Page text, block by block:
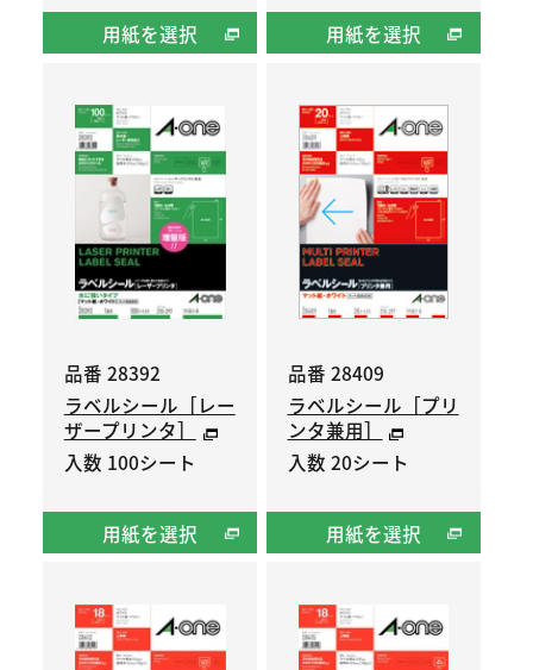
用紙を選択 用紙を選択
品番 28392
ラベルシール［レー
ザープリンタ］
入数 100シート
用紙を選択
品番 28409
ラベルシール［プリ
ンタ兼用］
入数 20シート
用紙を選択